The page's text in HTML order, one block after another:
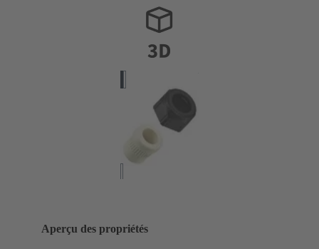
Aperçu des propriétés